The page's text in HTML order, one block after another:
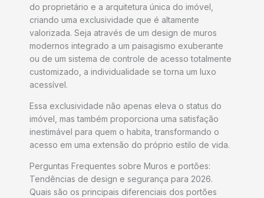
do proprietário e a arquitetura única do imóvel,
criando uma exclusividade que é altamente
valorizada. Seja através de um design de muros
modernos integrado a um paisagismo exuberante
ou de um sistema de controle de acesso totalmente
customizado, a individualidade se torna um luxo
acessível.
Essa exclusividade não apenas eleva o status do
imóvel, mas também proporciona uma satisfação
inestimável para quem o habita, transformando o
acesso em uma extensão do próprio estilo de vida.
Perguntas Frequentes sobre Muros e portões:
Tendências de design e segurança para 2026.
Quais são os principais diferenciais dos portões